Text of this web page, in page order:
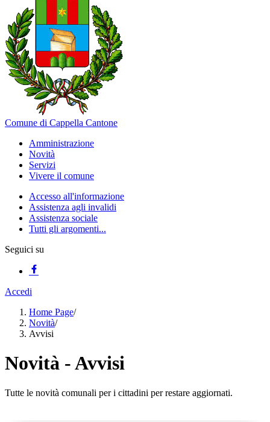
Comune di Cappella Cantone
Amministrazione
Novità
Servizi
Vivere il comune
Accesso all'informazione
Assistenza agli invalidi
Assistenza sociale
Tutti gli argomenti...
Seguici su
Accedi
Home Page/
Novità/
Avvisi
Novità - Avvisi
Tutte le novità comunali per i cittadini per restare aggiornati.